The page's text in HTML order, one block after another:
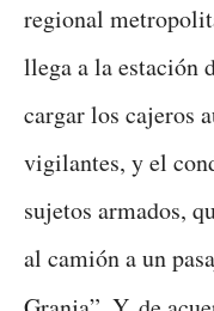
regional
llega a la estación
cargar los cajeros
vigilantes, y el
sujetos armados,
al camión a un